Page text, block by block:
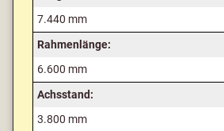
7.440 mm
Rahmenlänge:
6.600 mm
Achsstand:
3.800 mm